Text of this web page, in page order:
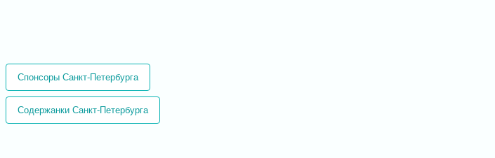
Спонсоры Санкт-Петербурга
Содержанки Санкт-Петербурга